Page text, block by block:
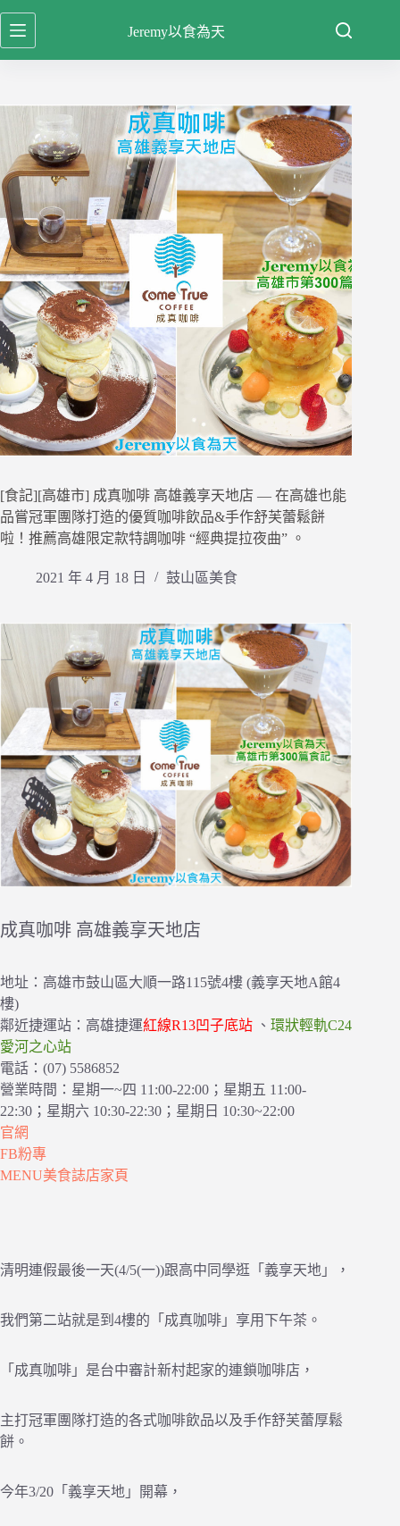
跳
至
Jeremy以食為天
[食記][高雄市] 成真咖啡 高雄義享天地店 — 在高雄也能
品嘗冠軍團隊打造的優質咖啡飲品&手作舒芙蕾鬆餅
啦！推薦高雄限定款特調咖啡 “經典提拉夜曲” 。
2021 年 4 月 18 日 鼓山區美食
成真咖啡 高雄義享天地店
地址：高雄市鼓山區大順一路115號4樓 (義享天地A館4
樓)
鄰近捷運站：高雄捷運紅線R13凹子底站 、 環狀輕軌C24
愛河之心站
電話：(07) 5586852
營業時間：星期一~四 11:00-22:00；星期五 11:00-
22:30；星期六 10:30-22:30；星期日 10:30~22:00
官網
FB粉專
MENU美食誌店家頁
清明連假最後一天(4/5(一))跟高中同學逛「義享天地」，
我們第二站就是到4樓的「成真咖啡」享用下午茶。
「成真咖啡」是台中審計新村起家的連鎖咖啡店，
主打冠軍團隊打造的各式咖啡飲品以及手作舒芙蕾厚鬆
餅。
今年3/20「義享天地」開幕，